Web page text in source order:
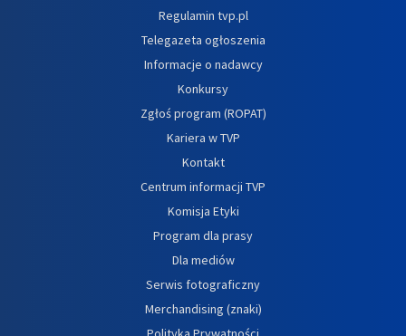
Regulamin tvp.pl
Telegazeta ogłoszenia
Informacje o nadawcy
Konkursy
Zgłoś program (ROPAT)
Kariera w TVP
Kontakt
Centrum informacji TVP
Komisja Etyki
Program dla prasy
Dla mediów
Serwis fotograficzny
Merchandising (znaki)